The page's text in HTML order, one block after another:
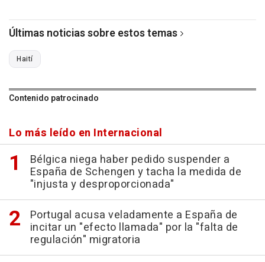
Últimas noticias sobre estos temas
Haití
Contenido patrocinado
Lo más leído en Internacional
Bélgica niega haber pedido suspender a
España de Schengen y tacha la medida de
"injusta y desproporcionada"
Portugal acusa veladamente a España de
incitar un "efecto llamada" por la "falta de
regulación" migratoria